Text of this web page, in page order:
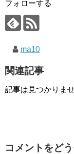
フォローする
ma10
関連記事
記事は見つかりま
コメントをど